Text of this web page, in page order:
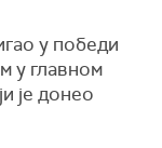
у победи
у главном
је донео